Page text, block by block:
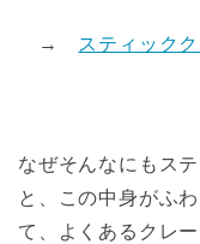
→ スティック
なぜそんなにもス
と、この中身がふ
て、よくあるクレ